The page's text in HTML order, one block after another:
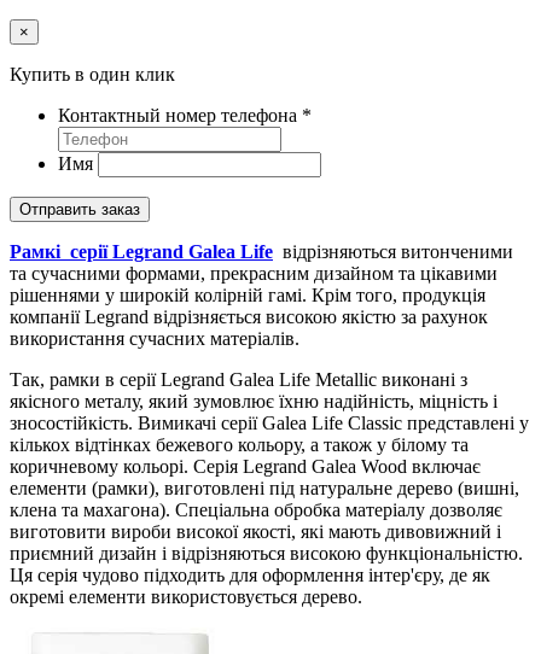
×
Купить в один клик
Контактный номер телефона *
Имя
Отправить заказ
Рамкі серії Legrand Galea Life відрізняються витонченими
та сучасними формами, прекрасним дизайном та цікавими
рішеннями у широкій колірній гамі. Крім того, продукція
компанії Legrand відрізняється високою якістю за рахунок
використання сучасних матеріалів.
Так, рамки в серії Legrand Galea Life Metallic виконані з
якісного металу, який зумовлює їхню надійність, міцність і
зносостійкість. Вимикачі серії Galea Life Classic представлені у
кількох відтінках бежевого кольору, а також у білому та
коричневому кольорі. Серія Legrand Galea Wood включає
елементи (рамки), виготовлені під натуральне дерево (вишні,
клена та махагона). Спеціальна обробка матеріалу дозволяє
виготовити вироби високої якості, які мають дивовижний і
приємний дизайн і відрізняються високою функціональністю.
Ця серія чудово підходить для оформлення інтер'єру, де як
окремі елементи використовується дерево.